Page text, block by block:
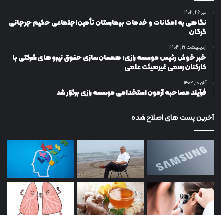
تیر ۲۶, ۱۴۰۲
نگاهی به امکانات و خدمات بیمارستان تأمین‌اجتماعی حکیم جرجانی
گرگان
اردیبهشت ۱۹, ۱۴۰۳
خبر خوش رئیس موسسه رازی: همسان‌سازی حقوق نیروهای شرکتی با
کارکنان رسمی غیرهیئت علمی
آبان ۱۰, ۱۴۰۲
فرآیند مصاحبه آزمون استخدامی موسسه رازی برگزار شد
آخرین پست های اصلاح شده